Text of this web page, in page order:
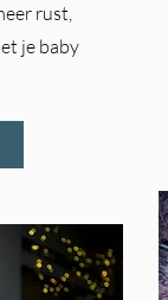
rust,
je baby